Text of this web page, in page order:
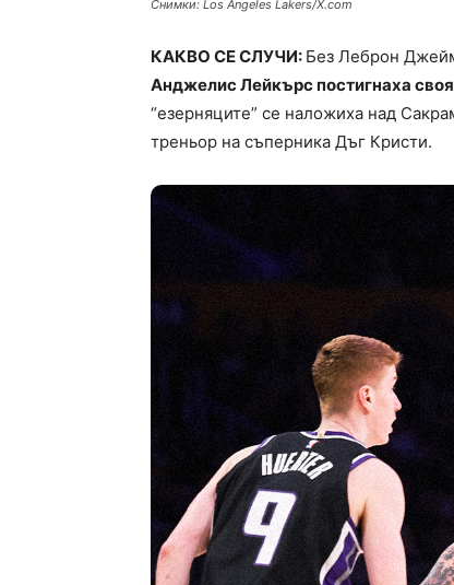
Снимки: Los Angeles Lakers/X.com
КАКВО СЕ СЛУЧИ: Без Леброн
Анджелис Лейкърс постигнаха
“езерняците” се наложиха над
треньор на съперника Дъг Кристи.